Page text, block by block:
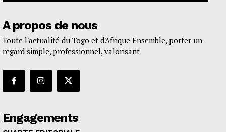
A propos de nous
Toute l'actualité du Togo et d'Afrique Ensemble, porter un
regard simple, professionnel, valorisant
Engagements